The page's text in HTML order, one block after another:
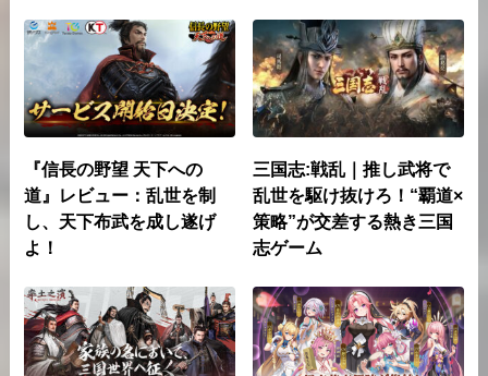
『信長の野望 天下への
道』レビュー：乱世を制
し、天下布武を成し遂げ
よ！
三国志:戦乱｜推し武将で
乱世を駆け抜けろ！“覇道×
策略”が交差する熱き三国
志ゲーム